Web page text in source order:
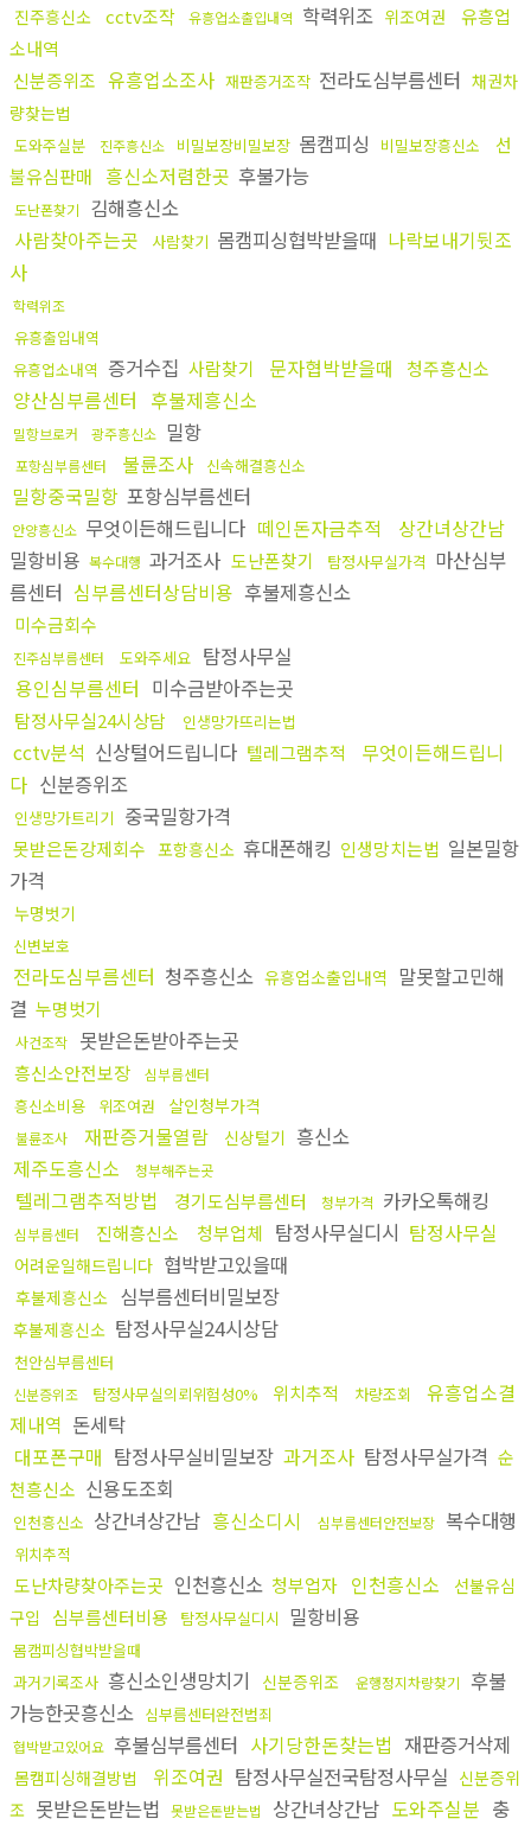
진주흥신소 cctv조작 유흥업소출입내역 학력위조 위조여권
유흥업
소내역
신분증위조 유흥업소조사 재판증거조작 전라도심부름센터 채권차
량찾는법
도와주실분 진주흥신소 비밀보장비밀보장 몸캠피싱 비밀보장흥신소
선
불유심판매
흥신소저렴한곳 후불가능
도난폰찾기
김해흥신소
사람찾아주는곳
사람찾기 몸캠피싱협박받을때 나락보내기뒷조
사
학력위조
유흥출입내역
유흥업소내역 증거수집 사람찾기 문자협박받을때 청주흥신소
양산심부름센터 후불제흥신소
밀항브로커 광주흥신소 밀항
포항심부름센터 불륜조사 신속해결흥신소
밀항중국밀항 포항심부름센터
안양흥신소 무엇이든해드립니다 떼인돈자금추적
상간녀상간남
밀항비용 복수대행 과거조사 도난폰찾기 탐정사무실가격 마산심부
름센터 심부름센터상담비용 후불제흥신소
미수금회수
진주심부름센터 도와주세요 탐정사무실
용인심부름센터 미수금받아주는곳
탐정사무실24시상담 인생망가뜨리는법
cctv분석 신상털어드립니다 텔레그램추적
무엇이든해드립니
다 신분증위조
인생망가트리기 중국밀항가격
못받은돈강제회수 포항흥신소 휴대폰해킹 인생망치는법 일본밀항
가격
누명벗기
신변보호
전라도심부름센터 청주흥신소 유흥업소출입내역 말못할고민해
결 누명벗기
사건조작 못받은돈받아주는곳
흥신소안전보장 심부름센터
흥신소비용 위조여권 살인청부가격
불륜조사 재판증거물열람 신상털기 흥신소
제주도흥신소
청부해주는곳
텔레그램추적방법 경기도심부름센터 청부가격 카카오톡해킹
심부름센터 진해흥신소 청부업체 탐정사무실디시 탐정사무실
어려운일해드립니다 협박받고있을때
후불제흥신소 심부름센터비밀보장
후불제흥신소 탐정사무실24시상담
천안심부름센터
신분증위조 탐정사무실의뢰위험성0% 위치추적 차량조회
유흥업소결
제내역 돈세탁
대포폰구매 탐정사무실비밀보장 과거조사 탐정사무실가격 순
천흥신소 신용도조회
인천흥신소 상간녀상간남 흥신소디시 심부름센터안전보장 복수대행
위치추적
도난차량찾아주는곳 인천흥신소 청부업자 인천흥신소
선불유심
구입
심부름센터비용 탐정사무실디시 밀항비용
몸캠피싱협박받을때
과거기록조사 흥신소인생망치기 신분증위조 운행정지차량찾기 후불
가능한곳흥신소 심부름센터완전범죄
협박받고있어요 후불심부름센터 사기당한돈찾는법 재판증거삭제
몸캠피싱해결방법 위조여권 탐정사무실전국탐정사무실 신분증위
조 못받은돈받는법 못받은돈받는법 상간녀상간남 도와주실분 충